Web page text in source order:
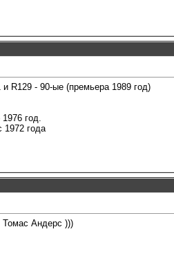
R129 - 90-ые (премьера 1989 год)
год.
1972 года
Томас Андерс )))